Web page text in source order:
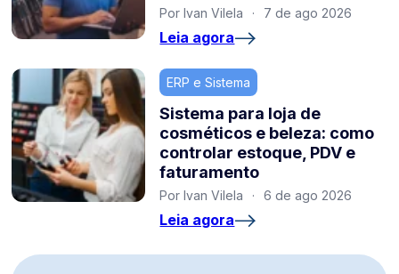
Por Ivan Vilela · 7 de ago 2026
Leia agora
ERP e Sistema
Sistema para loja de
cosméticos e beleza: como
controlar estoque, PDV e
faturamento
Por Ivan Vilela · 6 de ago 2026
Leia agora